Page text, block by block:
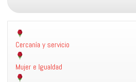
Cercanía y servicio
Mujer e Igualdad